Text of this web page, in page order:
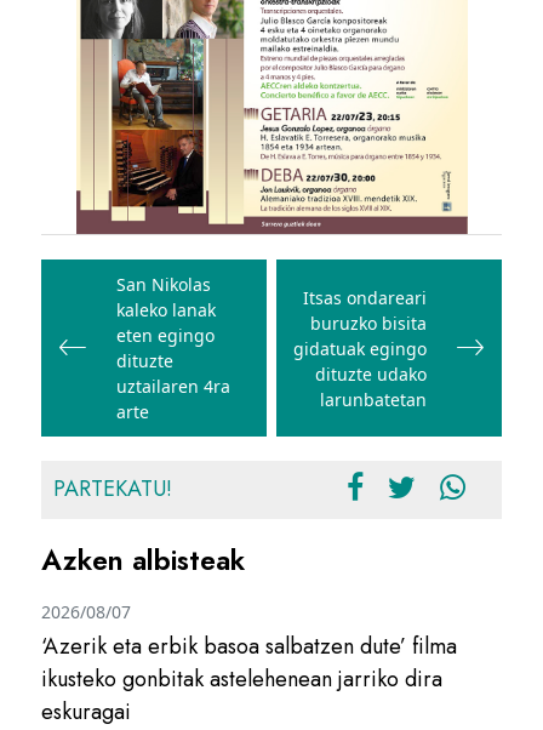
Bidalketetan
zehar
nabigatu
San Nikolas
kaleko lanak
eten egingo
dituzte
uztailaren 4ra
arte
Itsas ondareari
buruzko bisita
gidatuak egingo
dituzte udako
larunbatetan
PARTEKATU!
Azken albisteak
‘Azerik eta erbik basoa salbatzen dute’ filma
ikusteko gonbitak astelehenean jarriko dira
eskuragai
2026/08/07